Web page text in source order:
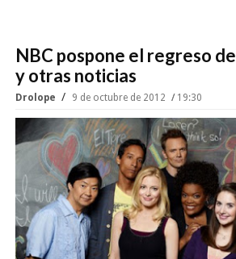
NBC pospone el regreso de
y otras noticias
Drolope 9 de octubre de 2012 19:30